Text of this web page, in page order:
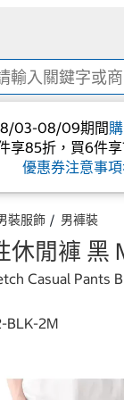
03-08/09期間
享85折，買6件
優惠券注意事項
裝服飾 男褲裝
休閒褲 黑
Casual Pants
BLK-2M